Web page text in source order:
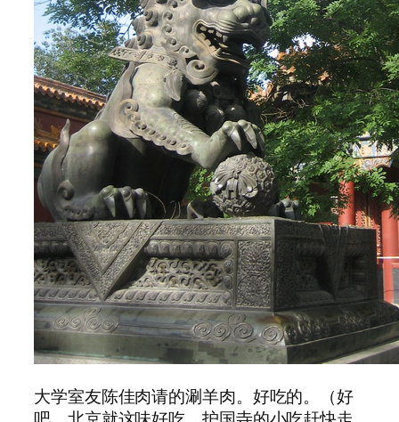
大学室友陈佳肉请的涮羊肉。好吃的。（好